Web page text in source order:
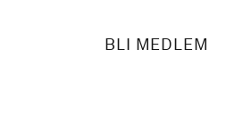
BLI MEDLEM